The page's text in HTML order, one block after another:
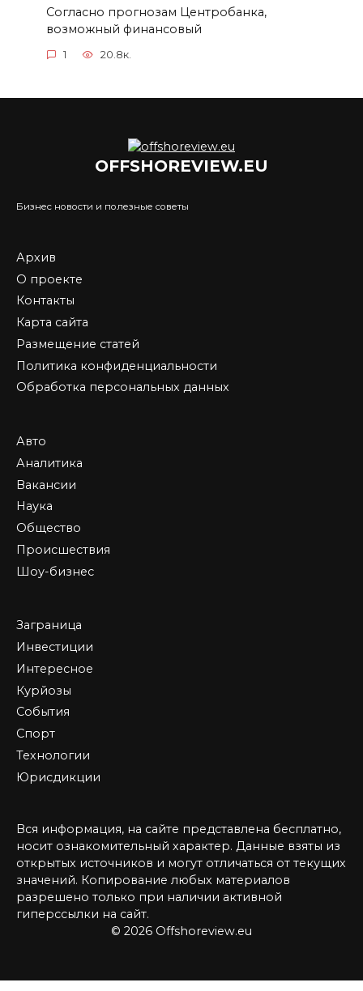
Согласно прогнозам Центробанка,
возможный финансовый
1 20.8к.
OFFSHOREVIEW.EU
Бизнес новости и полезные советы
Архив
О проекте
Контакты
Карта сайта
Размещение статей
Политика конфиденциальности
Обработка персональных данных
Авто
Аналитика
Вакансии
Наука
Общество
Происшествия
Шоу-бизнес
Заграница
Инвестиции
Интересное
Курйозы
События
Спорт
Технологии
Юрисдикции
Вся информация, на сайте представлена бесплатно,
носит ознакомительный характер. Данные взяты из
открытых источников и могут отличаться от текущих
значений. Копирование любых материалов
разрешено только при наличии активной
гиперссылки на сайт.
© 2026 Offshoreview.eu